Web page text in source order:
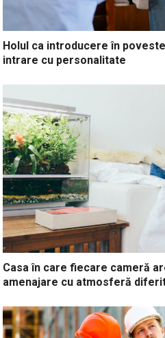
Holul ca introducere în
intrare cu personalitate
Casa în care fiecare cameră
amenajare cu atmosferă